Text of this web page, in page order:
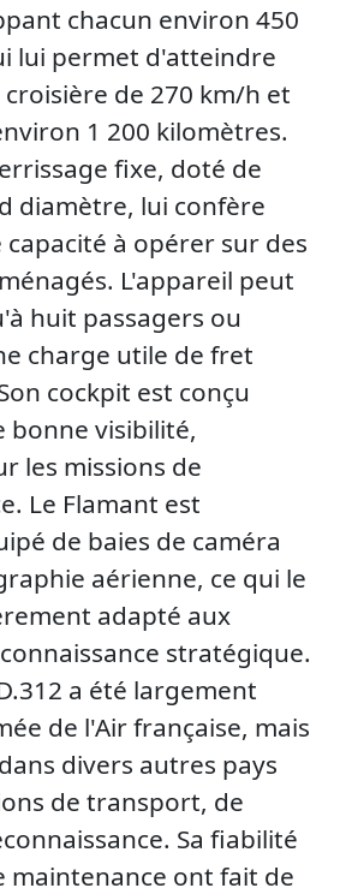
chacun environ 450
lui permet d'atteindre
de 270 km/h et
1 200 kilomètres.
fixe, doté de
diamètre, lui confère
à opérer sur des
L'appareil peut
huit passagers ou
charge utile de fret
cockpit est conçu
visibilité,
les missions de
Le Flamant est
de baies de caméra
aérienne, ce qui le
adapté aux
stratégique.
a été largement
de l'Air française, mais
divers autres pays
de transport, de
Sa fiabilité
maintenance ont fait de